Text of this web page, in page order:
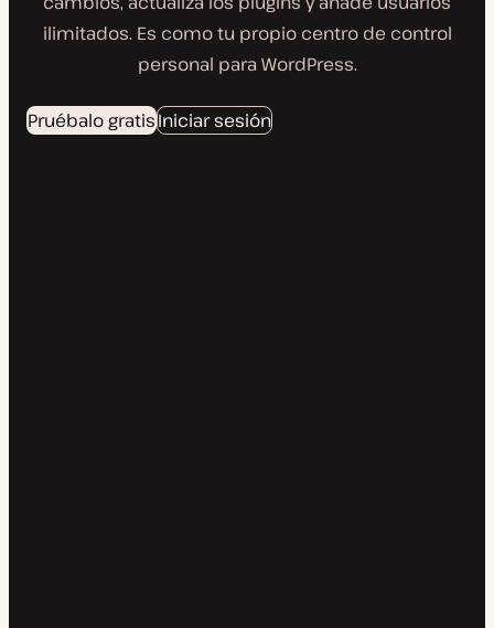
ilimitados. Es como tu propio centro de control
personal para WordPress.
Pruébalo gratisIniciar sesión